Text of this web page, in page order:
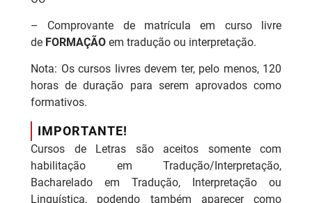
– Comprovante de matrícula em curso livre
de FORMAÇÃO em tradução ou interpretação.
Nota: Os cursos livres devem ter, pelo menos, 120
horas de duração para serem aprovados como
formativos.
IMPORTANTE!
Cursos de Letras são aceitos somente com
habilitação em Tradução/Interpretação,
Bacharelado em Tradução, Interpretação ou
Linguística, podendo também aparecer como